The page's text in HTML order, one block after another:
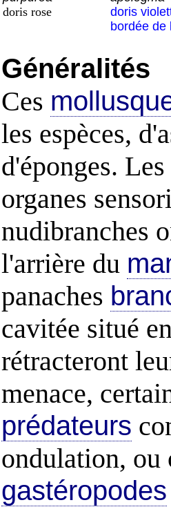
doris rose
doris
bordée de
Généralités
Ces
les espèces,
d'éponges.
organes
nudibranches
l'arrière du
panaches
cavitée situé
rétracteront
menace,
prédateurs
ondulation, ou
gastéropodes